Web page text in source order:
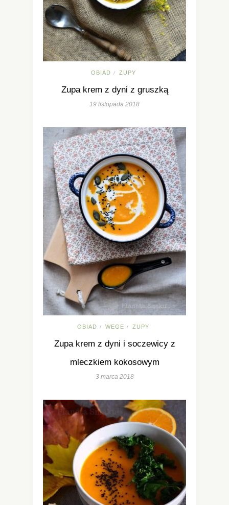
OBIAD / ZUPY
Zupa krem z dyni z gruszką
19 listopada 2018
OBIAD / WEGE / ZUPY
Zupa krem z dyni i soczewicy z
mleczkiem kokosowym
3 marca 2018